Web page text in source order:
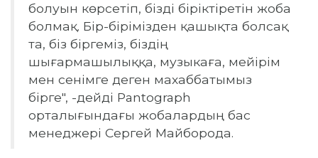
болуын көрсетіп, бізді біріктіретін жоба
болмақ. Бір-бірімізден қашықта болсақ
та, біз біргеміз, біздің
шығармашылыққа, музыкаға, мейірім
мен сенімге деген махаббатымыз
бірге", -дейді Pantograph
орталығындағы жобалардың бас
менеджері Сергей Майборода.